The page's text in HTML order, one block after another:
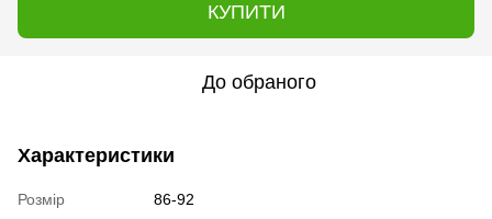
КУПИТИ
До обраного
Характеристики
Розмір
86-92